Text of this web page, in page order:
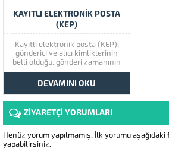
KAYITLI ELEKTRONIK POSTA
(KEP)
Kayıtlı elektronik posta (KEP);
gönderici ve alıcı kimliklerinin
belli olduğu, gönderi zamanının
ve içeriğin değiştirilemediği,
uyuşmazlık durumunda hukuki
geçerliliği olan güvenli
elektronik posta hizmetidir. KEP
sisteminde gönderi ile ilgili
aşağıdaki deliller oluşturulur ve
20 yıl süreyle saklanır:
Böylelikle, KEP sisteminin...
DEVAMINI OKU
ZİYARETÇİ YORUMLARI
Henüz yorum yapılmamış. İlk yorumu aşağıdaki
yapabilirsiniz.